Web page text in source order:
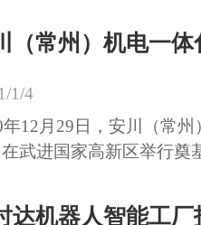
（常州）机电一
1/4
年12月29日，安川（常
武进国家高新区举行奠
达机器人智能工厂